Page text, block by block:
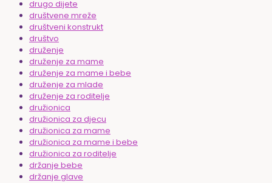
drugo dijete
društvene mreže
društveni konstrukt
društvo
druženje
druženje za mame
druženje za mame i bebe
druženje za mlade
druženje za roditelje
družionica
družionica za djecu
družionica za mame
družionica za mame i bebe
družionica za roditelje
držanje bebe
držanje glave